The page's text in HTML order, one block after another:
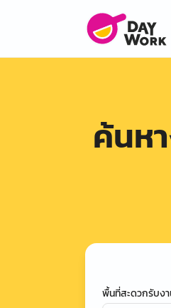
ค้นห
พื้นที่สะดวกรับง